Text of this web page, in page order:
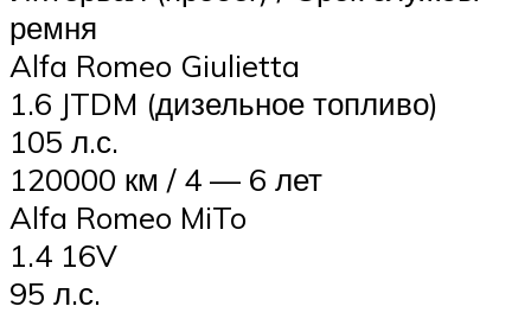
ремня
Alfa Romeo Giulietta
1.6 JTDM (дизельное топливо)
105 л.с.
120000 км / 4 — 6 лет
Alfa Romeo MiTo
1.4 16V
95 л.с.